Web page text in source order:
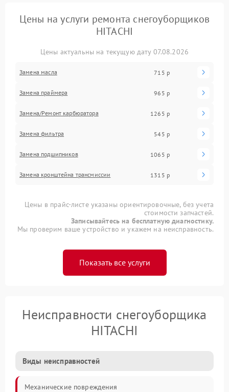
Цены на услуги ремонта снегоуборщиков
HITACHI
Цены актуальны на текущую дату 07.08.2026
Замена масла 715 р
Замена праймера 965 р
Замена/Pемонт карбюратора 1265 р
Замена фильтра 545 р
Замена подшипников 1065 р
Замена кронштейна трансмиссии 1315 р
Цены в прайс-листе указаны ориентировочные, без учета
стоимости запчастей.
Записывайтесь на бесплатную диагностику.
Мы проверим ваше устройство и укажем на неисправность.
Показать все услуги
Неисправности снегоуборщика
HITACHI
Виды неисправностей
Механические повреждения